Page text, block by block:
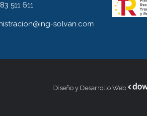
511 611
solvan.com
Diseño y Desarrollo Web